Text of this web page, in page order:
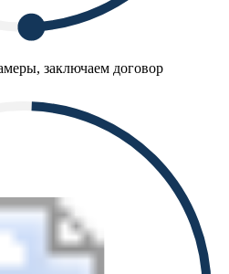
заключаем договор